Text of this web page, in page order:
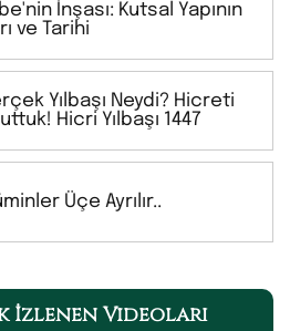
İnşası: Kutsal Yapının
ve Tarihi
Yılbaşı Neydi? Hicreti
Hicri Yılbaşı 1447
Üçe Ayrılır..
İzlenen Videoları